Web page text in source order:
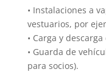
• Instalaciones a
vestuarios, por
• Carga y
• Guarda de
para socios).